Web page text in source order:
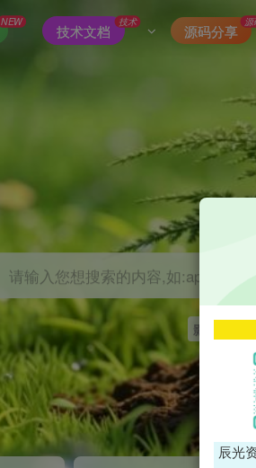
NEW
技术文档
技术
源码分享
请输入您想搜索的内容,如:app源码
影视
辰光